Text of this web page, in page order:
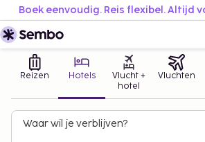
Boek eenvoudig. Reis flexibel. Altijd
Reizen Hotels
Vlucht +
hotel
Vluchten
Waar wil je verblijven?